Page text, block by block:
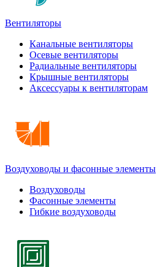
Вентиляторы
Канальные вентиляторы
Осевые вентиляторы
Радиальные вентиляторы
Крышные вентиляторы
Аксессуары к вентиляторам
Воздуховоды и фасонные элементы
Воздуховоды
Фасонные элементы
Гибкие воздуховоды